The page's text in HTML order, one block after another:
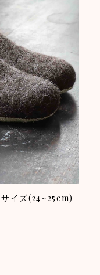
イズ(24~25cm)